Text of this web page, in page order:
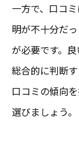
一方で、口コ
明が不十分だ
が必要です。
総合的に判断
口コミの傾向
選びましょう。